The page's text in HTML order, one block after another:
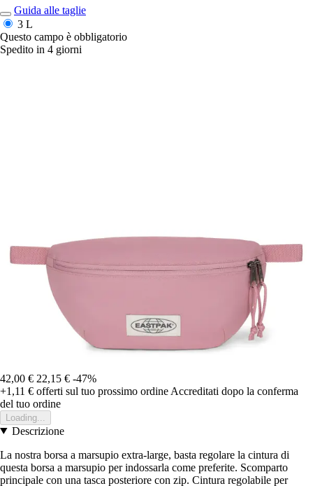
Guida alle taglie
3 L
Questo campo è obbligatorio
Spedito in 4 giorni
42,00 € 22,15 € -47%
+1,11 € offerti sul tuo prossimo ordine Accreditati dopo la conferma
del tuo ordine
Loading...
Descrizione
La nostra borsa a marsupio extra-large, basta regolare la cintura di
questa borsa a marsupio per indossarla come preferite. Scomparto
principale con una tasca posteriore con zip. Cintura regolabile per